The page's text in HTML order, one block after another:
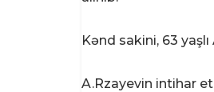
Kənd sakini, 63
A.Rzayevin intihar